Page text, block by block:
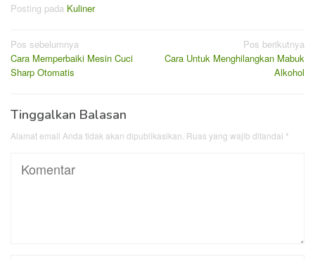
Posting pada Kuliner
Navigasi
pos
Pos sebelumnya
Cara Memperbaiki Mesin Cuci
Sharp Otomatis
Pos berikutnya
Cara Untuk Menghilangkan Mabuk
Alkohol
Tinggalkan Balasan
Alamat email Anda tidak akan dipublikasikan. Ruas yang wajib ditandai *